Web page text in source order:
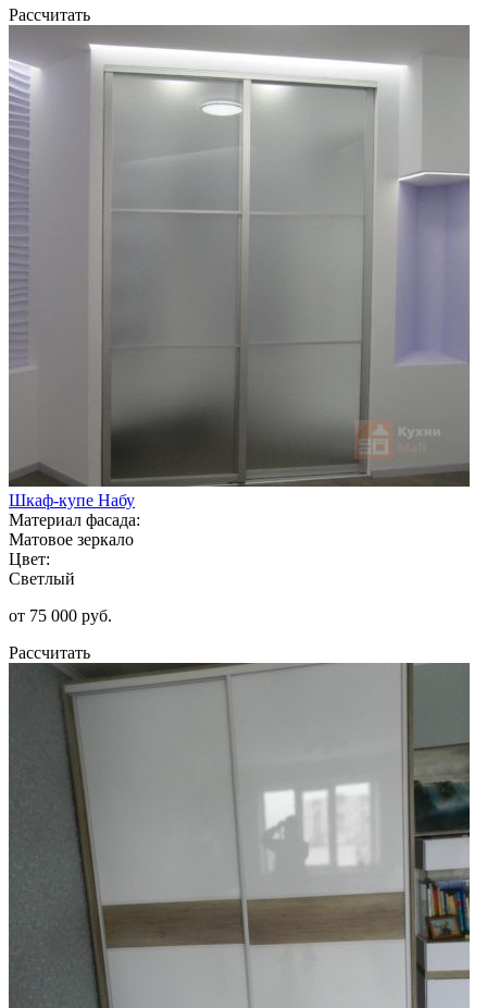
Рассчитать
Шкаф-купе Набу
Материал фасада:
Матовое зеркало
Цвет:
Светлый
от 75 000 руб.
Рассчитать